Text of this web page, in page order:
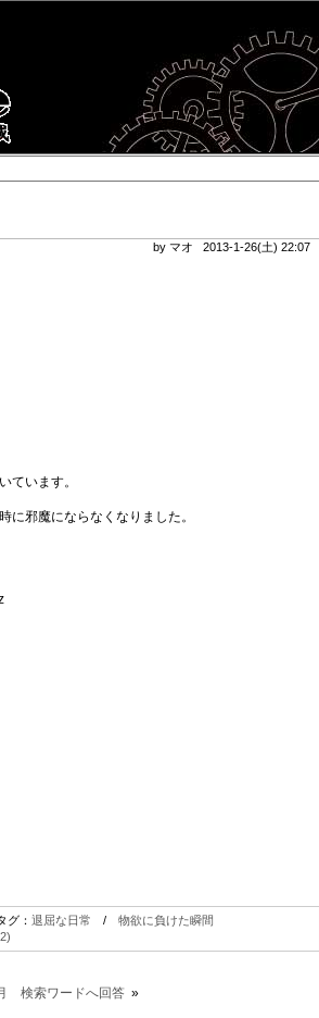
by マオ 2013-1-26(土) 22:07
ています。
に邪魔にならなくなりました。
グ： 退屈な日常 / 物欲に負けた瞬間
検索ワードへ回答 »